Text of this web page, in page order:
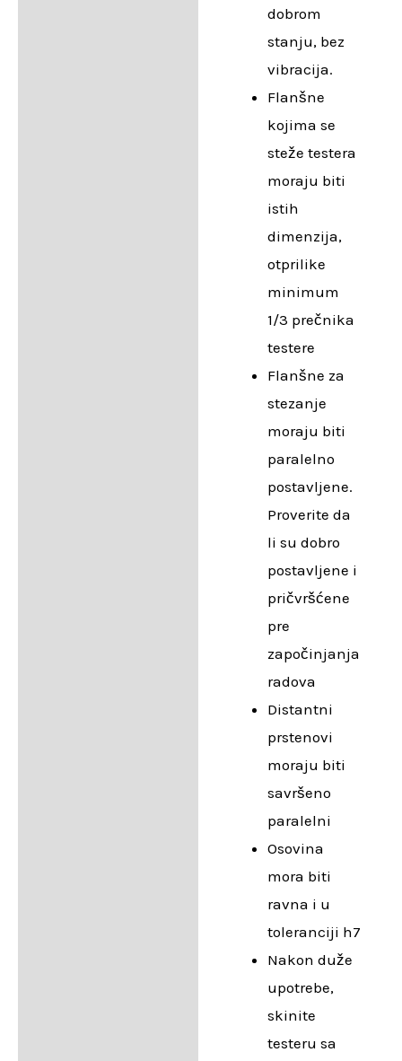
dobrom
stanju, bez
vibracija.
Flanšne
kojima se
steže testera
moraju biti
istih
dimenzija,
otprilike
minimum
1/3 prečnika
testere
Flanšne za
stezanje
moraju biti
paralelno
postavljene.
Proverite da
li su dobro
postavljene i
pričvršćene
pre
započinjanja
radova
Distantni
prstenovi
moraju biti
savršeno
paralelni
Osovina
mora biti
ravna i u
toleranciji h7
Nakon duže
upotrebe,
skinite
testeru sa